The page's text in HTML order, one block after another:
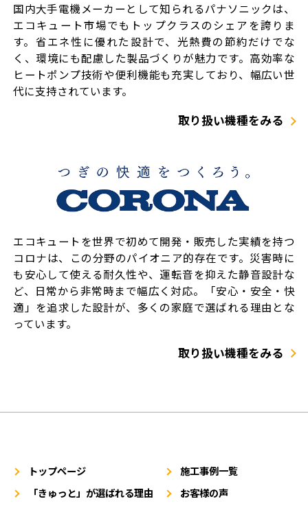
国内大手電機メーカーとして知られるパナソニックは、
エコキュート市場でもトップクラスのシェアを誇りま
す。省エネ性に優れた設計で、光熱費の節約だけでな
く、環境にも配慮した製品づくりが魅力です。高効率な
ヒートポンプ技術や便利機能も充実しており、幅広い世
代に支持されています。
取り扱い機種をみる
エコキュートを世界で初めて開発・販売した実績を持つ
コロナは、この分野のパイオニア的存在です。災害時に
も安心して使える耐久性や、運転音を抑えた静音設計な
ど、日常から非常時まで幅広く対応。「安心・安全・快
適」を追求した設計が、多くの家庭で選ばれる理由とな
っています。
取り扱い機種をみる
トップページ
「きゅっと」が選ばれる理由
施工事例一覧
お客様の声